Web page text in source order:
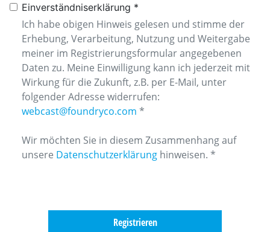
Einverständniserklärung
Ich habe obigen Hinweis gelesen und stimme der
Erhebung, Verarbeitung, Nutzung und Weitergabe
meiner im Registrierungsformular angegebenen
Daten zu. Meine Einwilligung kann ich jederzeit mit
Wirkung für die Zukunft, z.B. per E-Mail, unter
folgender Adresse widerrufen:
webcast@foundryco.com *
Wir möchten Sie in diesem Zusammenhang auf
unsere Datenschutzerklärung hinweisen. *